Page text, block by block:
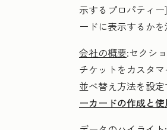
示するプロパティー]
ードに表示するかを
会社の概要:セクシ
チケットをカスタ
並べ替え方法を設
ーカードの作成と使